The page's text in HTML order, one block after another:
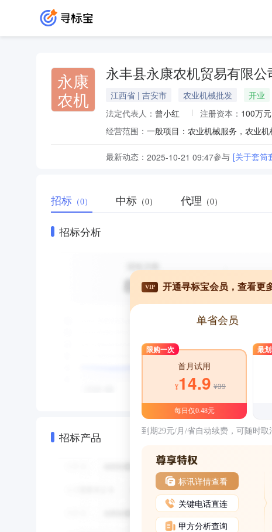
永康
农机
永丰县永康农机贸易有限公
江西省 | 吉安市 农业机械批发
开业
法定代表人： 曾小红 注册资本： 100万元
经营范围：
最新动态： 2025-10-21 09:47参与 [关于套筒
招标 （0） 中标 （0） 代理 （0）
招标分析
招标产品
VIP 开通寻标宝会员，查看更
单省会员
限购一次
首月试用
¥14.9 ¥39
每日仅0.48元
最
到期29元/月/省自动续费，可随时取
标讯详情查看
关键电话直连
甲方分析查询